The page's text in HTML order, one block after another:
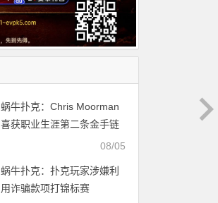
蜗牛扑克：Chris Moorman
喜获职业生涯第二条金手链
08/05
蜗牛扑克：扑克玩家涉嫌利
用诈骗款项打锦标赛